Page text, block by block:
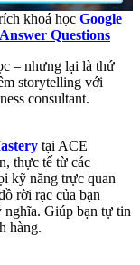
khoá học Google
Questions
– nhưng lại là thứ
storytelling với
consultant.
tại ACE
thực tế từ các
kỹ năng trực quan
rời rạc của bạn
nghĩa. Giúp bạn tự tin
hàng.